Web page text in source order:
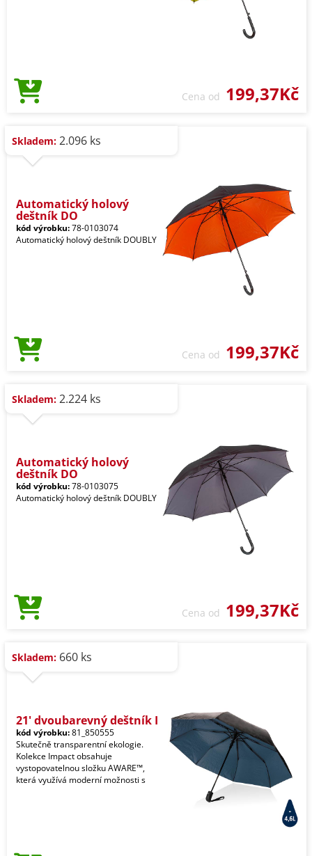
Cena od 199,37Kč
Skladem: 2.096 ks
Automatický holový
deštník DO
kód výrobku:78-0103074
Automatický holový deštník DOUBLY
Cena od 199,37Kč
Skladem: 2.224 ks
Automatický holový
deštník DO
kód výrobku:78-0103075
Automatický holový deštník DOUBLY
Cena od 199,37Kč
Skladem: 660 ks
21' dvoubarevný deštník I
kód výrobku:81_850555
Skutečně transparentní ekologie.
Kolekce Impact obsahuje
vystopovatelnou složku AWARE™,
která využívá moderní možnosti s